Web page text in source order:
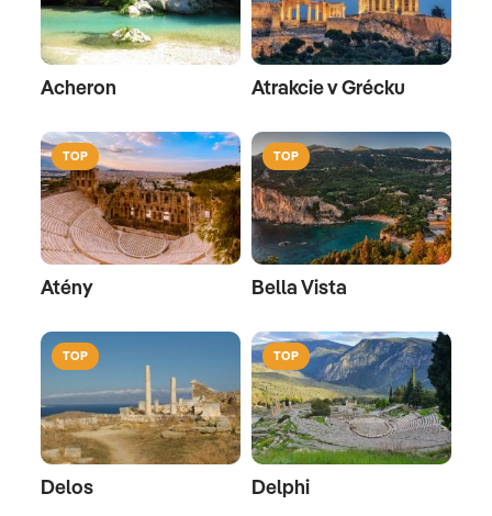
Acheron Atrakcie v Grécku
TOP
Atény
TOP
Bella Vista
TOP
Delos
TOP
Delphi